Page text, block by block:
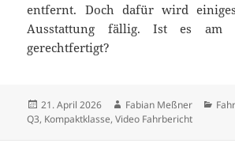
entfernt. Doch dafür wird
Ausstattung fällig. Ist es am
gerechtfertigt?
Veröffentlicht
am
21. April 2026 Autor
Fabian Meßner
Q3, Kompaktklasse,Video Fahrbericht